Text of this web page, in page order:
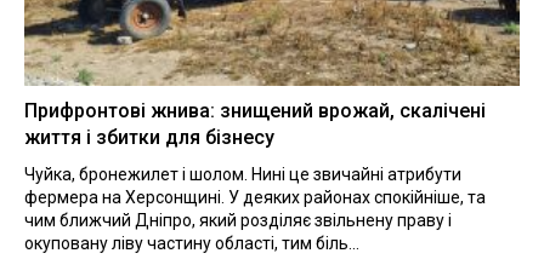
Прифронтові жнива: знищений врожай, скалічені
життя і збитки для бізнесу
Чуйка, бронежилет і шолом. Нині це звичайні атрибути
фермера на Херсонщині. У деяких районах спокійніше, та
чим ближчий Дніпро, який розділяє звільнену праву і
окуповану ліву частину області, тим біль...